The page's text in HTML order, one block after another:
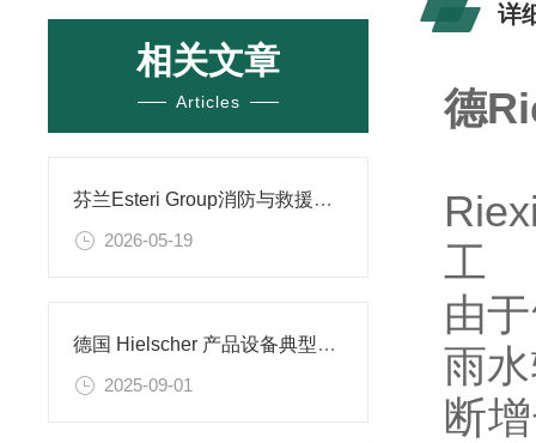
相关文章
Articles
芬兰Esteri Group消防与救援设备品类及应用场景
2026-05-19
德国 Hielscher 产品设备典型应用场景技术分享
2025-09-01
详
德
工
由
雨
断